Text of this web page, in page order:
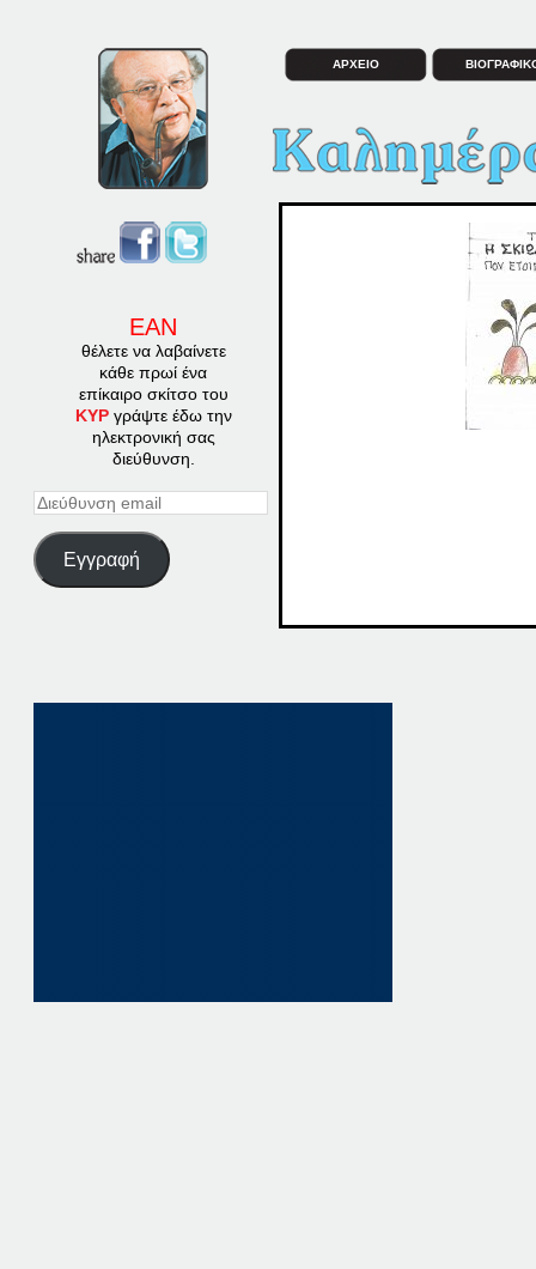
ΕΑΝ
θέλετε να λαβαίνετε
κάθε πρωί ένα
επίκαιρο σκίτσο του
ΚΥΡγράψτε έδω την
ηλεκτρονική σας
διεύθυνση.
Διεύθυνση
Εγγραφή
ΑΡΧΕΙΟ